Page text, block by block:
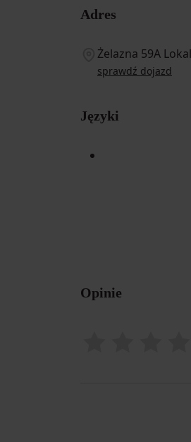
Adres
Żelazna 59A
sprawdź dojazd
Języki
Opinie